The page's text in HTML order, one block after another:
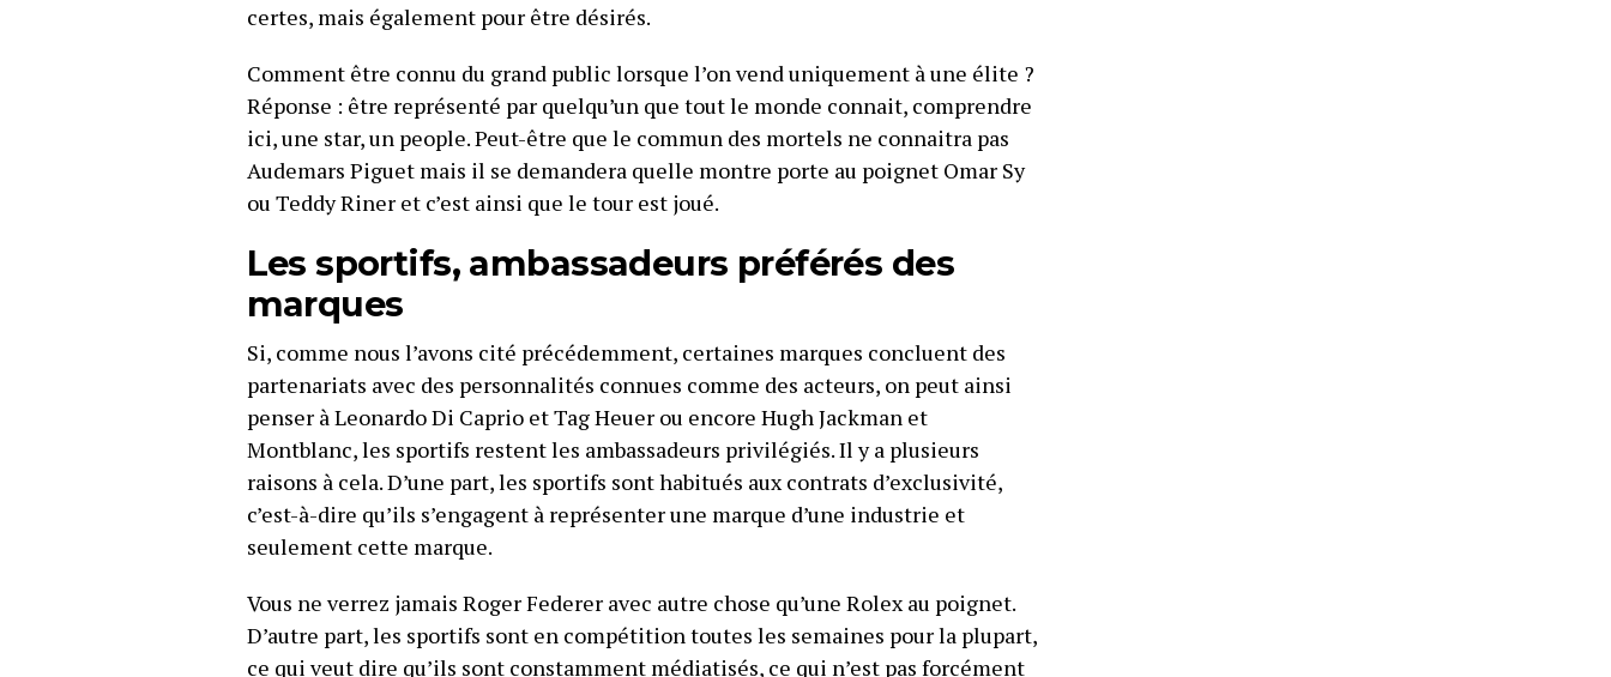
certes, mais également pour être désirés.
Comment être connu du grand public lorsque l’on vend uniquement à une élite ?
Réponse : être représenté par quelqu’un que tout le monde connait, comprendre
ici, une star, un people. Peut-être que le commun des mortels ne connaitra pas
Audemars Piguet mais il se demandera quelle montre porte au poignet Omar Sy
ou Teddy Riner et c’est ainsi que le tour est joué.
Les sportifs, ambassadeurs préférés des
marques
Si, comme nous l’avons cité précédemment, certaines marques concluent des
partenariats avec des personnalités connues comme des acteurs, on peut ainsi
penser à Leonardo Di Caprio et Tag Heuer ou encore Hugh Jackman et
Montblanc, les sportifs restent les ambassadeurs privilégiés. Il y a plusieurs
raisons à cela. D’une part, les sportifs sont habitués aux contrats d’exclusivité,
c’est-à-dire qu’ils s’engagent à représenter une marque d’une industrie et
seulement cette marque.
Vous ne verrez jamais Roger Federer avec autre chose qu’une Rolex au poignet.
D’autre part, les sportifs sont en compétition toutes les semaines pour la plupart,
ce qui veut dire qu’ils sont constamment médiatisés, ce qui n’est pas forcément